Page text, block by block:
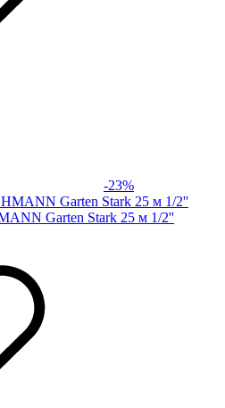
-23%
Garten Stark 25 м 1/2''